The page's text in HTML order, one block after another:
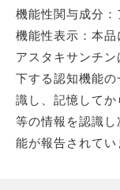
機能性関与成分
機能性表示：本品
アスタキサンチ
下する認知機能
識し、記憶して
等の情報を認識
能が報告されてい